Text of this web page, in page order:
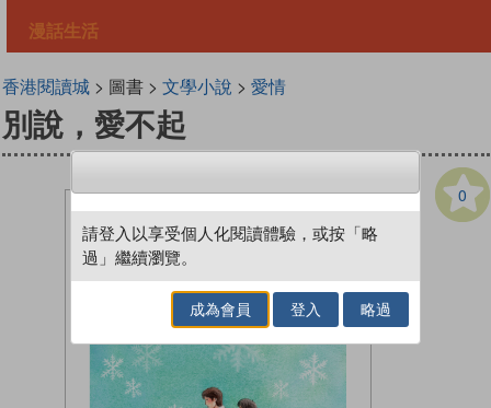
漫話生活
香港閱讀城> 圖書 > 文學小說 > 愛情
別說，愛不起
0
請登入以享受個人化閱讀體驗，或按「略
過」繼續瀏覽。
成為會員 登入 略過